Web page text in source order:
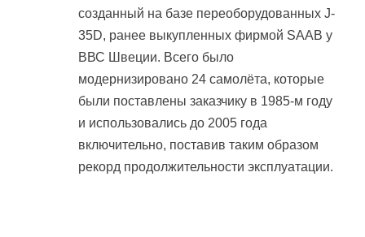
созданный на базе переоборудованных J-
35D, ранее выкупленных фирмой SAAB у
ВВС Швеции. Всего было
модернизировано 24 самолёта, которые
были поставлены заказчику в 1985-м году
и использовались до 2005 года
включительно, поставив таким образом
рекорд продолжительности эксплуатации.